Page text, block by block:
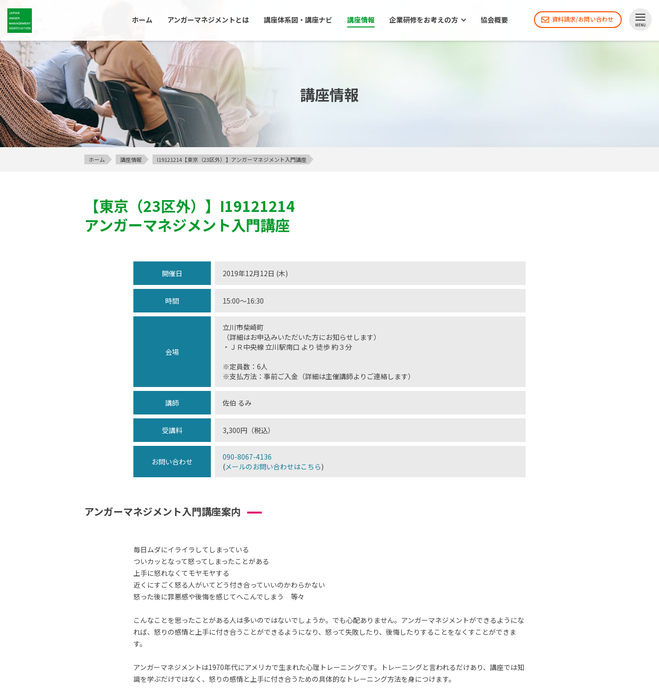
ホーム アンガーマネジメントとは 講座体系図・講座ナビ 講座情報 企業研修をお考えの方 協会概要 資料請求/お問い合わせ
講座情報
ホーム 講座情報 I19121214【東京（23区外）】アンガーマネジメント入門講座
【東京（23区外）】 I19121214
アンガーマネジメント入門講座
開催日 2019年12月12日 (木)
時間 15:00〜16:30
会場
立川市柴崎町
（詳細はお申込みいただいた方にお知らせします）
・ＪＲ中央線 立川駅南口 より 徒歩 約３分
※定員数：6人
※支払方法：事前ご入金（詳細は主催講師よりご連絡します）
講師 佐伯 るみ
受講料 3,300円（税込）
お問い合わせ
090-8067-4136
(メールのお問い合わせはこちら)
アンガーマネジメント入門講座案内
毎日ムダにイライラしてしまっている
ついカッとなって怒ってしまったことがある
上手に怒れなくてモヤモヤする
近くにすごく怒る人がいてどう付き合っていいのかわらかない
怒った後に罪悪感や後悔を感じてへこんでしまう 等々
こんなことを思ったことがある人は多いのではないでしょうか。でも心配ありません。アンガーマネジメントができるようにな
れば、怒りの感情と上手に付き合うことができるようになり、怒って失敗したり、後悔したりすることをなくすことができま
す。
アンガーマネジメントは1970年代にアメリカで生まれた心理トレーニングです。トレーニングと言われるだけあり、講座では知
識を学ぶだけではなく、怒りの感情と上手に付き合うための具体的なトレーニング方法を身につけます。